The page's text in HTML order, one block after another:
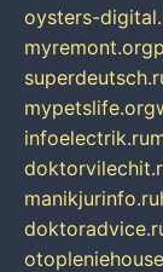
oysters-
myremont.org
mypetslife.org
infoelectrik.ru
manikjurinfo.ru